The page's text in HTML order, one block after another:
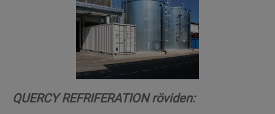
QUERCY REFRIFERATION röviden: